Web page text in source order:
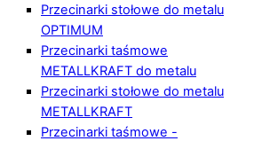
Przecinarki stołowe do metalu
OPTIMUM
Przecinarki taśmowe
METALLKRAFT do metalu
Przecinarki stołowe do metalu
METALLKRAFT
Przecinarki taśmowe -